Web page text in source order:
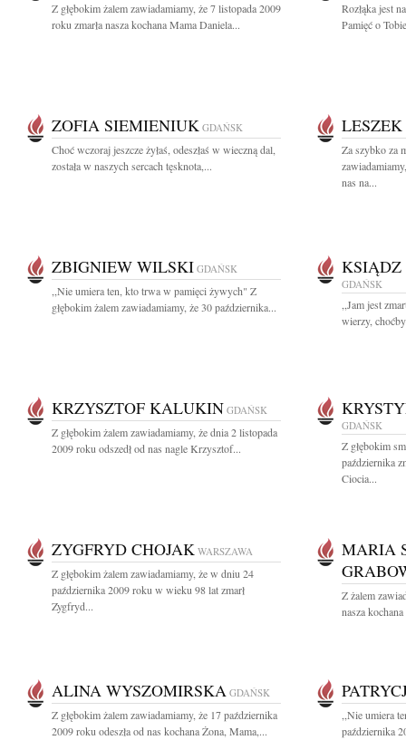
Z głębokim żalem zawiadamiamy, że 7 listopada 2009
roku zmarła nasza kochana Mama Daniela...
Rozłąka jest
Pamięć o
ZOFIA SIEMIENIUK GDAŃSK
Choć wczoraj jeszcze żyłaś, odeszłaś w wieczną dal,
została w naszych sercach tęsknota,...
Za szybko za
nas na...
ZBIGNIEW WILSKI GDAŃSK
,,Nie umiera ten, kto trwa w pamięci żywych" Z
głębokim żalem zawiadamiamy, że 30 października...
KSIĄDZ
GDAŃSK
,,Jam jest
wierzy,
KRZYSZTOF KALUKIN GDAŃSK
Z głębokim żalem zawiadamiamy, że dnia 2 listopada
2009 roku odszedł od nas nagle Krzysztof...
GDAŃSK
Z głębokim
października
Ciocia...
ZYGFRYD CHOJAK WARSZAWA
Z głębokim żalem zawiadamiamy, że w dniu 24
października 2009 roku w wieku 98 lat zmarł
Zygfryd...
MARIA
Z żalem
nasza
ALINA WYSZOMIRSKA GDAŃSK
Z głębokim żalem zawiadamiamy, że 17 października
2009 roku odeszła od nas kochana Żona, Mama,...
,,Nie umiera
października